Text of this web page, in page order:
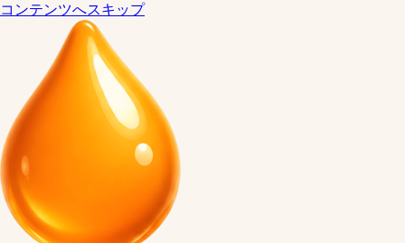
コンテンツへスキップ